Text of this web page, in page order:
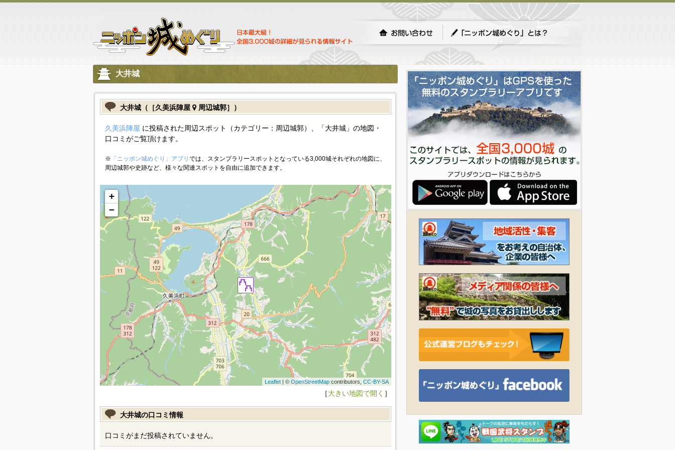
大井城
大井城（［久美浜陣屋 周辺城郭］）
久美浜陣屋 に投稿された周辺スポット（カテゴリー：周辺城郭）、「大井城」の地図・
口コミがご覧頂けます。
※ 「ニッポン城めぐり」アプリ では、スタンプラリースポットとなっている3,000城それぞれの地図に、
周辺城郭や史跡など、様々な関連スポットを自由に追加できます。
+
−
Leaflet| © OpenStreetMapcontributors, CC-BY-SA
［大きい地図で開く ］
大井城の口コミ情報
口コミがまだ投稿されていません。